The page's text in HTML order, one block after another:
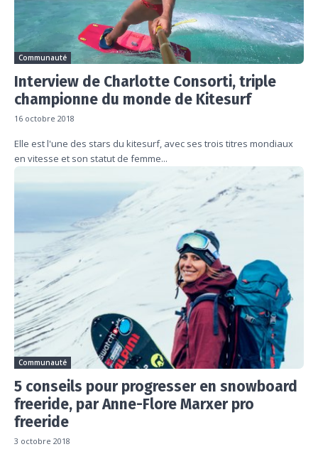
Communauté
Interview de Charlotte Consorti, triple
championne du monde de Kitesurf
16 octobre 2018
Elle est l'une des stars du kitesurf, avec ses trois titres mondiaux
en vitesse et son statut de femme...
Communauté
5 conseils pour progresser en snowboard
freeride, par Anne-Flore Marxer pro
freeride
3 octobre 2018